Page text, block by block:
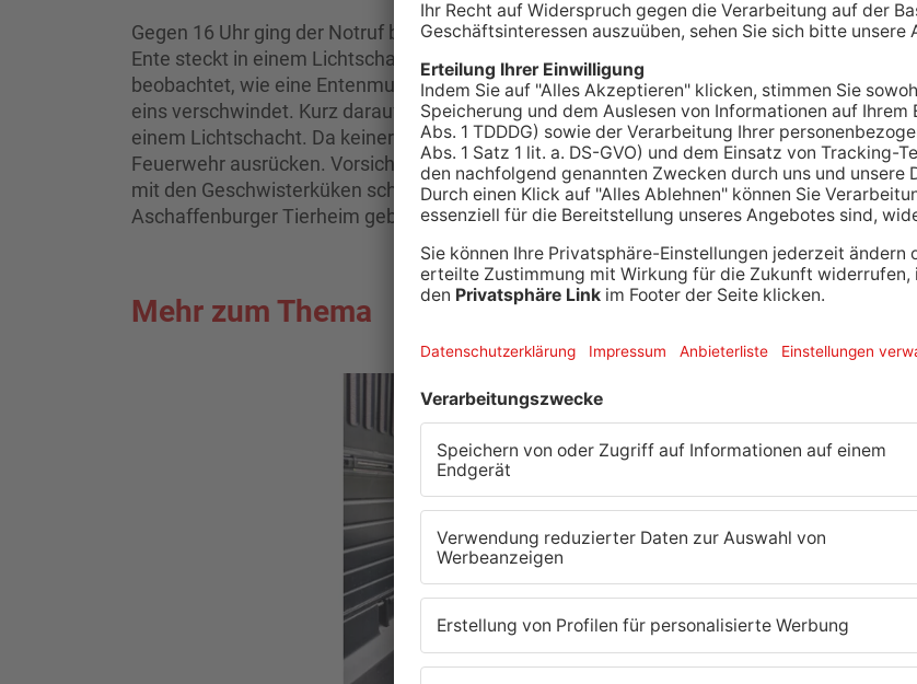
Gegen 16 Uhr ging der Notruf bei der Freiwilligen Feuerwehr Großostheim ein: Eine kleine
Ente steckt in einem Lichtschacht fest. Anwohner der Babenhäuser Straße hatten
beobachtet, wie eine Entenmutter mit ihren drei Küken durch den Garten läuft, als plötzlich
eins verschwindet. Kurz darauf hörten die Anwohner die Hilferufe der kleinen Ente aus
einem Lichtschacht. Da keiner von ihnen den Schacht öffnen könnte, musste die
Feuerwehr ausrücken. Vorsichtig befreiten sie das kleine Küken. Weil die Entenmutter aber
mit den Geschwisterküken schon weitergezogen ist musste das kleine Tier ins
Aschaffenburger Tierheim gebracht werden. Dort kommt es jetzt erstmal unter.
Mehr zum Thema